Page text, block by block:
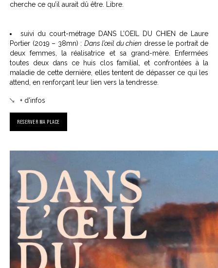
cherche ce qu’il aurait dû être. Libre.
suivi du court-métrage DANS L’OEIL DU CHIEN de Laure
Portier (2019 – 38mn) : Dans l’œil du chien dresse le portrait de
deux femmes, la réalisatrice et sa grand-mère.
Enfermées
toutes deux dans ce huis clos familial, et confrontées à la
maladie de cette dernière, elles tentent de dépasser ce qui les
attend, en renforçant leur lien vers la tendresse.
+ d'infos
RESERVER MA PLACE